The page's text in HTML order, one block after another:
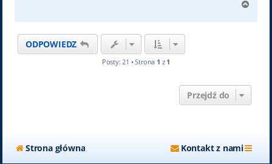
g
ODPOWIEDZ
Posty: 21 • Strona 1 z 1
Przejdź do
Strona główna Kontakt z nami